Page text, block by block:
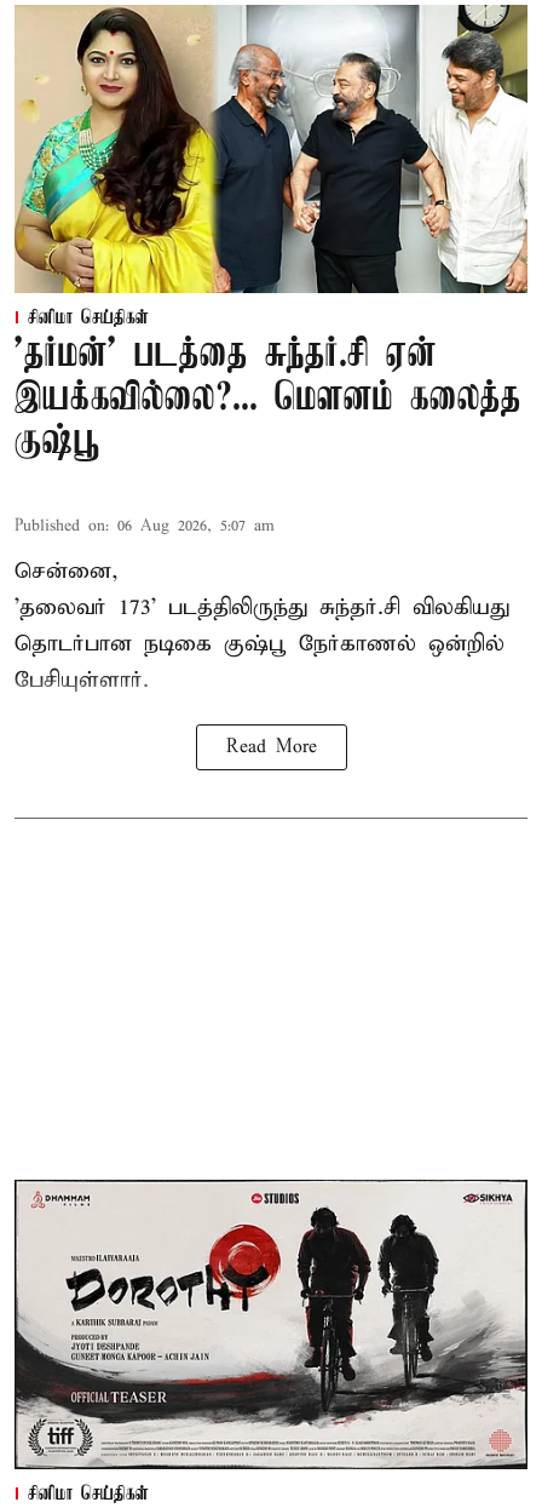
சினிமா செய்திகள்
'தர்மன்' படத்தை சுந்தர்.சி ஏன்
இயக்கவில்லை?... மௌனம் கலைத்த
குஷ்பூ
Published on: 06 Aug 2026, 5:07 am
சென்னை,
'தலைவர் 173' படத்திலிருந்து சுந்தர்.சி விலகியது
தொடர்பான நடிகை குஷ்பூ நேர்காணல் ஒன்றில்
பேசியுள்ளார்.
Read More
சினிமா செய்திகள்